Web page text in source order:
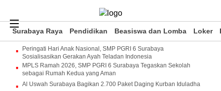
Surabaya Raya Pendidikan Beasiswa dan Lomba Loker
Peringati Hari Anak Nasional, SMP PGRI 6 Surabaya
Sosialisasikan Gerakan Ayah Teladan Indonesia
MPLS Ramah 2026, SMP PGRI 6 Surabaya Tegaskan Sekolah
sebagai Rumah Kedua yang Aman
Al Uswah Surabaya Bagikan 2.700 Paket Daging Kurban Iduladha